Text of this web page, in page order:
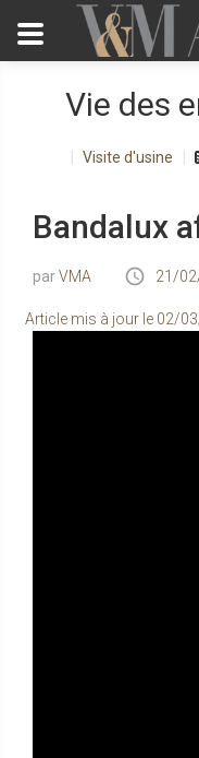
Vie des
Visite d'usine
Bandalux
VMA 21/
Article mis à jour le 02/